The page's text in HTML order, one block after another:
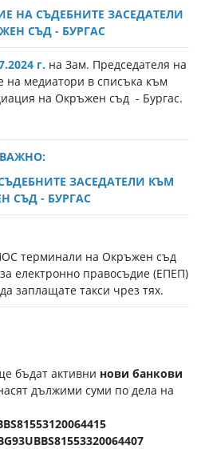
НА СЪДЕБНИТЕ ЗАСЕДАТЕЛИ
СЪД - БУРГАС
г. на Зам. Председателя на
на медиатори в списъка към
на Окръжен съд - Бургас.
ВАЖНО:
ЗАСЕДАТЕЛИ КЪМ
СЪД - БУРГАС
терминали на Окръжен съд
електронно правосъдие (EПЕП)
заплащате такси чрез тях.
бъдат активни нови банкови
дължими суми по дела на